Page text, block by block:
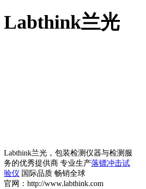
Labthink兰光
Labthink兰光，包装检测仪器与检测服
务的优秀提供商 专业生产落镖冲击试
验仪 国际品质 畅销全球
官网：http://www.labthink.com